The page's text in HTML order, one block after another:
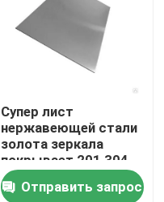
Супер лист
нержавеющей стали
золота зеркала
покрывает 201 304
ГЕКТОЛИТРА 2D
1219Mm
Отправить запрос